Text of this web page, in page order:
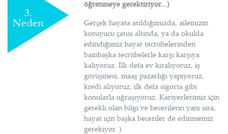
3.
Neden
öğrenmeye gerektiriyor...)
Gerçek hayata atıldığımızda, ailemizin
koruyucu çatısı altında, ya da okulda
edindiğimiz hayat tecrübelerinden
bambaşka tecrübelerle karşı karşıya
kalıyoruz. İlk defa ev kiralıyoruz, iş
görüşmesi, maaş pazarlığı yapıyoruz,
kredi alıyoruz, ilk defa sigorta gibi
konularla uğraşıyoruz. Kariyerlerimiz için
gerekli olan bilgi ve becerilerin yanı sıra,
hayat için başka beceriler de edinmemiz
gerekiyor. )